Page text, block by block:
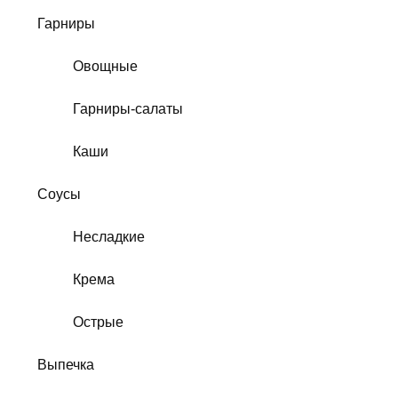
Гарниры
Овощные
Гарниры-салаты
Каши
Соусы
Несладкие
Крема
Острые
Выпечка